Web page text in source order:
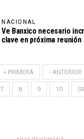
NACIONAL
Ve Banxico necesario
clave en próxima reunión
« PRIMERA ‹ ANTERIOR
7 8 9 10